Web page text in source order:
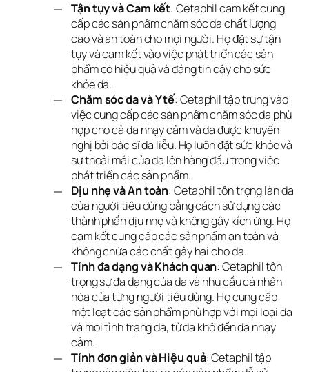
Tận tụy và Cam kết: Cetaphil cam kết cung
cấp các sản phẩm chăm sóc da chất lượng
cao và an toàn cho mọi người. Họ đặt sự tận
tụy và cam kết vào việc phát triển các sản
phẩm có hiệu quả và đáng tin cậy cho sức
khỏe da.
Chăm sóc da và Y tế: Cetaphil tập trung vào
việc cung cấp các sản phẩm chăm sóc da phù
hợp cho cả da nhạy cảm và da được khuyến
nghị bởi bác sĩ da liễu. Họ luôn đặt sức khỏe và
sự thoải mái của da lên hàng đầu trong việc
phát triển các sản phẩm.
Dịu nhẹ và An toàn: Cetaphil tôn trọng làn da
của người tiêu dùng bằng cách sử dụng các
thành phần dịu nhẹ và không gây kích ứng. Họ
cam kết cung cấp các sản phẩm an toàn và
không chứa các chất gây hại cho da.
Tính đa dạng và Khách quan: Cetaphil tôn
trọng sự đa dạng của da và nhu cầu cá nhân
hóa của từng người tiêu dùng. Họ cung cấp
một loạt các sản phẩm phù hợp với mọi loại da
và mọi tình trạng da, từ da khô đến da nhạy
cảm.
Tính đơn giản và Hiệu quả: Cetaphil tập